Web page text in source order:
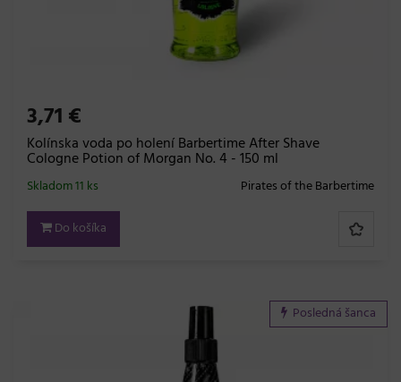
3,71 €
Kolínska voda po holení Barbertime After Shave
Cologne Potion of Morgan No. 4 - 150 ml
Pirates of the Barbertime
Skladom 11 ks
Do košíka
Posledná šanca